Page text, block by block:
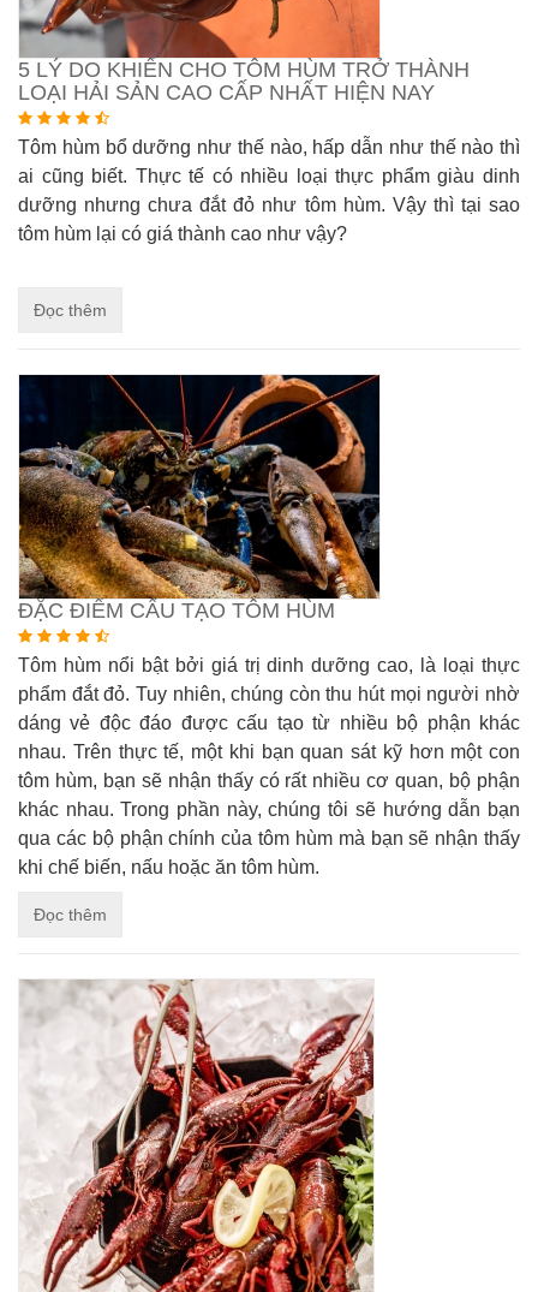
5 LÝ DO KHIẾN CHO TÔM HÙM TRỞ THÀNH
LOẠI HẢI SẢN CAO CẤP NHẤT HIỆN NAY
Tôm hùm bổ dưỡng như thế nào, hấp dẫn như thế nào thì
ai cũng biết. Thực tế có nhiều loại thực phẩm giàu dinh
dưỡng nhưng chưa đắt đỏ như tôm hùm. Vậy thì tại sao
tôm hùm lại có giá thành cao như vậy?
Đọc thêm
ĐẶC ĐIỂM CẤU TẠO TÔM HÙM
Tôm hùm nổi bật bởi giá trị dinh dưỡng cao, là loại thực
phẩm đắt đỏ. Tuy nhiên, chúng còn thu hút mọi người nhờ
dáng vẻ độc đáo được cấu tạo từ nhiều bộ phận khác
nhau. Trên thực tế, một khi bạn quan sát kỹ hơn một con
tôm hùm, bạn sẽ nhận thấy có rất nhiều cơ quan, bộ phận
khác nhau. Trong phần này, chúng tôi sẽ hướng dẫn bạn
qua các bộ phận chính của tôm hùm mà bạn sẽ nhận thấy
khi chế biến, nấu hoặc ăn tôm hùm.
Đọc thêm